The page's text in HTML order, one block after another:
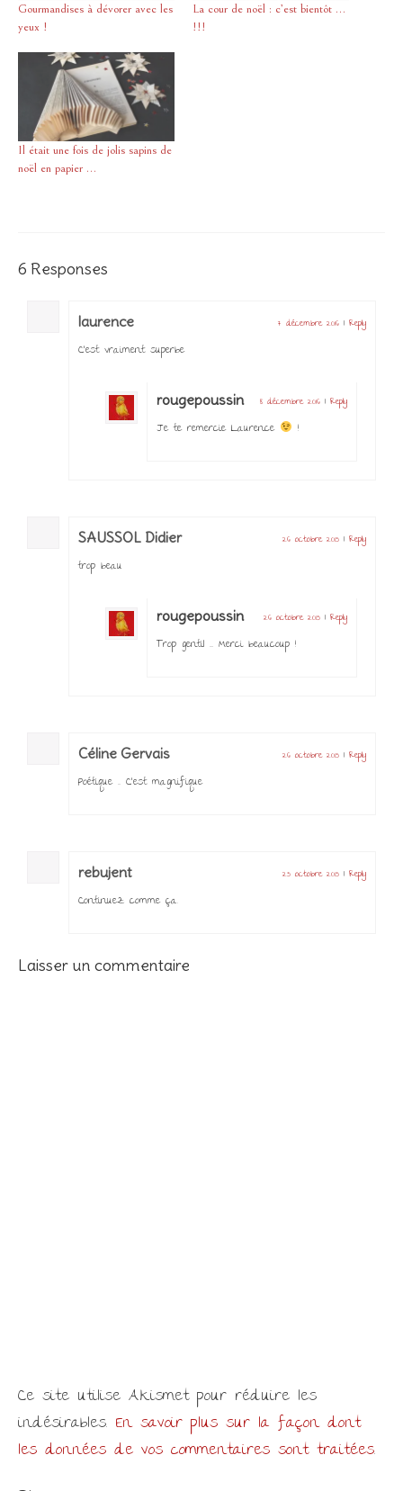
Gourmandises à dévorer avec les
yeux !
La cour de noël : c’est bientôt …
!!!
Il était une fois de jolis sapins de
noël en papier …
6 Responses
laurence 7 décembre 2016 | Reply
C’est vraiment superbe
rougepoussin 8 décembre 2016 | Reply
Je te remercie Laurence !
SAUSSOL Didier 26 octobre 2015 | Reply
trop beau
rougepoussin 26 octobre 2015 | Reply
Trop gentil …. Merci beaucoup !
Céline Gervais 26 octobre 2015 | Reply
Poétique … C’est magnifique
rebujent 25 octobre 2015 | Reply
Continuez comme ça.
Laisser un commentaire
Ce site utilise Akismet pour réduire les
indésirables. En savoir plus sur la façon dont
les données de vos commentaires sont traitées.